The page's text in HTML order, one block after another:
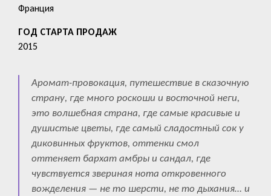
Франция
ГОД СТАРТА ПРОДАЖ
2015
Аромат-провокация, путешествие в сказочную
страну, где много роскоши и восточной неги,
это волшебная страна, где самые красивые и
душистые цветы, где самый сладостный сок у
диковинных фруктов, оттенки смол
оттеняет бархат амбры и сандал, где
чувствуется звериная нота откровенного
вожделения — не то шерсти, не то дыхания… и